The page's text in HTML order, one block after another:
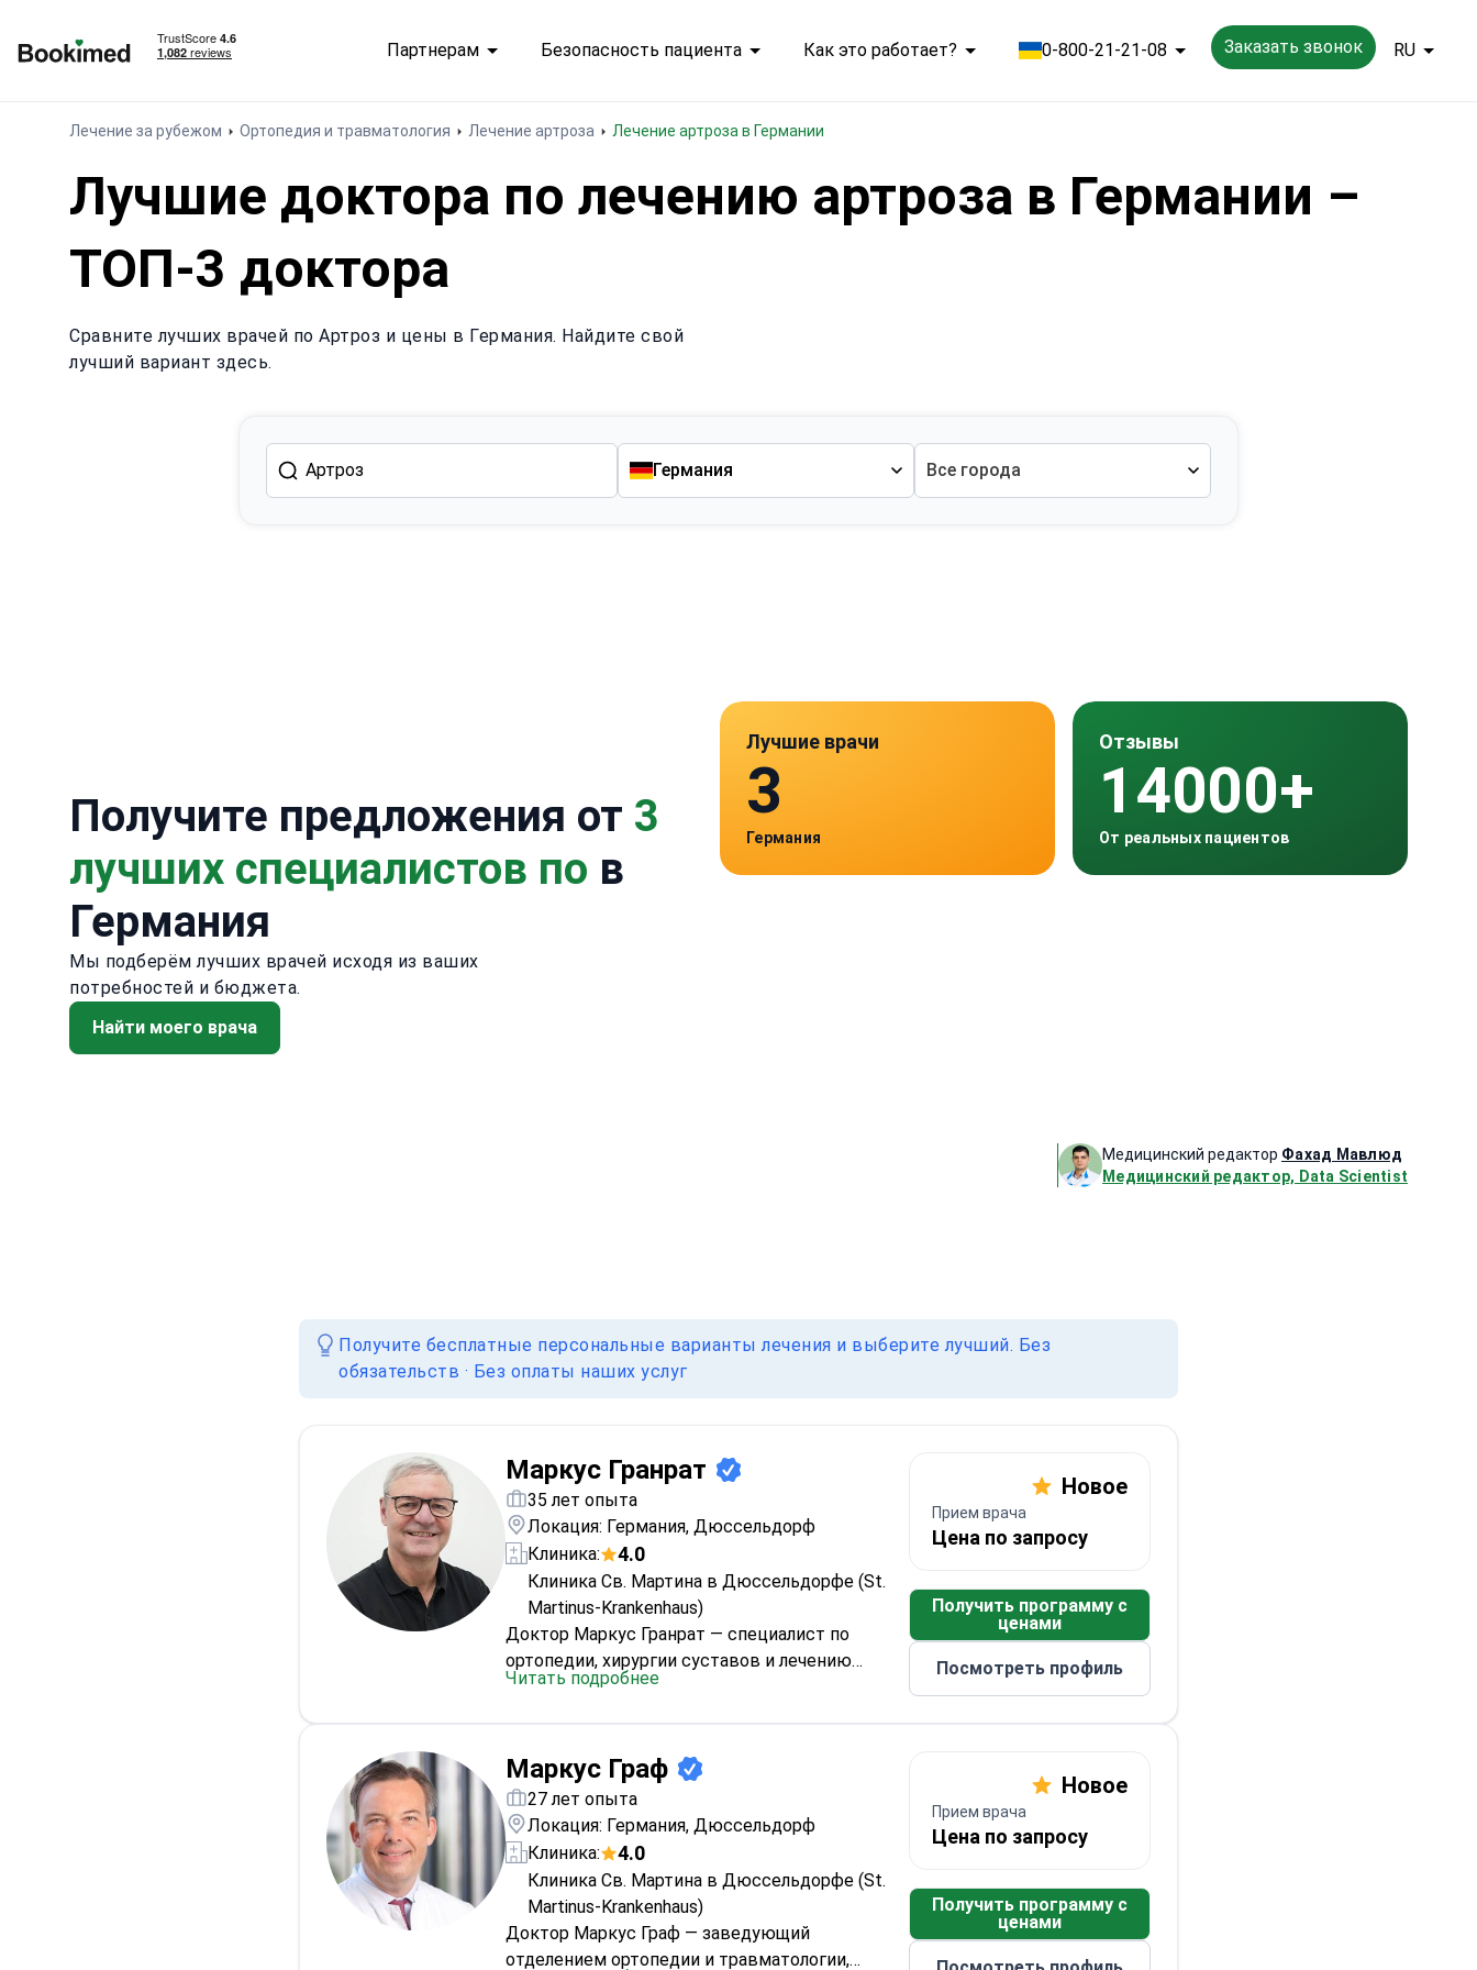
Партнерам Безопасность пациента Как это работает? 0-800-21-21-08 Заказать звонок RU
Лечение за рубежом Ортопедия и травматология Лечение артроза Лечение артроза в Германии
Лучшие доктора по лечению артроза в Германии –
ТОП-3 доктора
Сравните лучших врачей по Артроз и цены в Германия. Найдите свой
лучший вариант здесь.
Германия Все города
Получите предложения от 3
лучших специалистов по в
Германия
Мы подберём лучших врачей исходя из ваших
потребностей и бюджета.
Найти моего врача
Медицинский редактор Фахад Мавлюд
Медицинский редактор, Data Scientist
Лучшие врачи
3
Германия
Отзывы
14000+
От реальных пациентов
Получите бесплатные персональные варианты лечения и выберите лучший. Без
обязательств · Без оплаты наших услуг
Маркус Гранрат
35 лет опыта
Локация: Германия, Дюссельдорф
Клиника:
4.0
Клиника Св. Мартина в Дюссельдорфе (St.
Martinus-Krankenhaus)
Доктор Маркус Гранрат — специалист по
ортопедии, хирургии суставов и лечению
спортивных травм. Его основные направления
применяет как консервативное лечение, так и
современные хирургические методы:
артроскопические операции,
эндопротезирование и биологическое
восстановление суставов.Особое внимание
доктор уделяет сохранению собственного
сустава пациента. При повреждениях мениска,
связок и суставного хряща он использует
Читать подробнее
Новое
Прием врача
Цена по запросу
Получить программу с
ценами
Посмотреть профиль
Маркус Граф
27 лет опыта
Локация: Германия, Дюссельдорф
Клиника:
4.0
Клиника Св. Мартина в Дюссельдорфе (St.
Martinus-Krankenhaus)
Доктор Маркус Граф — заведующий
отделением ортопедии и травматологии,
Новое
Прием врача
Цена по запросу
Получить программу с
ценами